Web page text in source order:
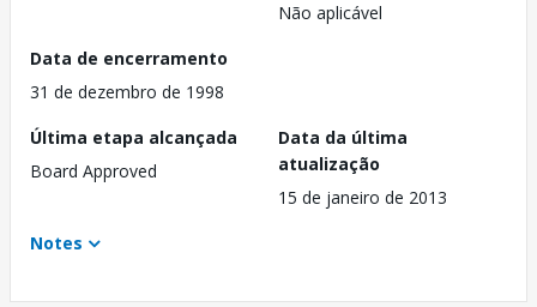
Não aplicável
Data de encerramento
31 de dezembro de 1998
Última etapa alcançada
Board Approved
Data da última
atualização
15 de janeiro de 2013
Notes